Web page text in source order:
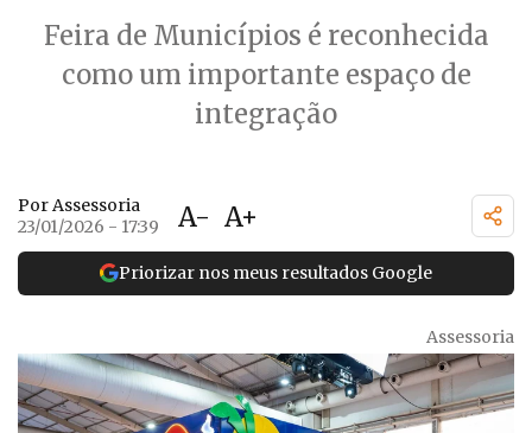
Feira de Municípios é reconhecida
como um importante espaço de
integração
Por Assessoria
23/01/2026 - 17:39
A- A+
Priorizar nos meus resultados Google
Assessoria